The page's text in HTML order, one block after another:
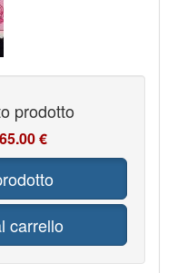
prodotto
65.00 €
carrello